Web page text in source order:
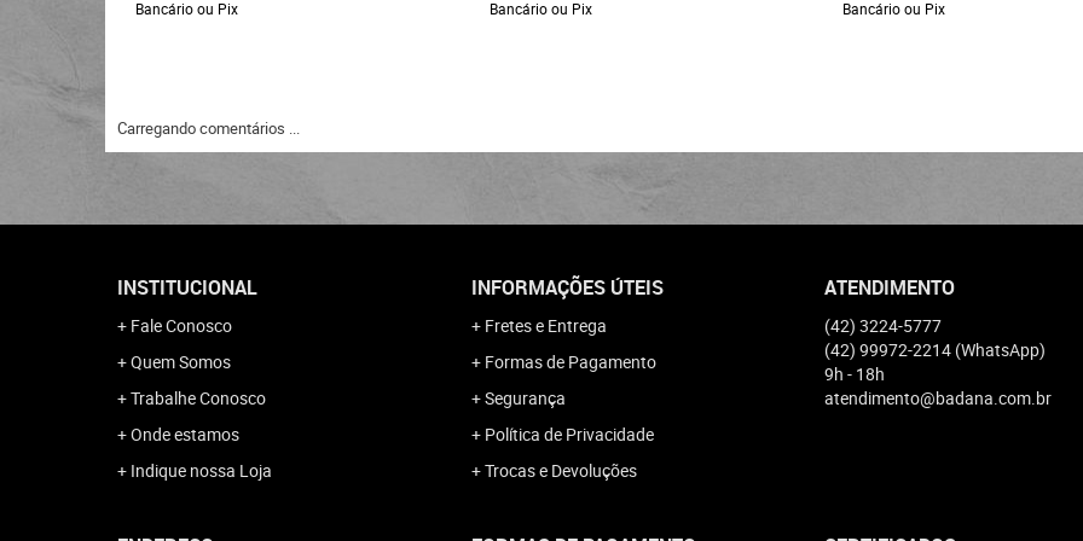
Bancário ou Pix
Bancário ou Pix
Bancário ou Pix
Carregando comentários ...
INSTITUCIONAL
Fale Conosco
Quem Somos
Trabalhe Conosco
Onde estamos
Indique nossa Loja
INFORMAÇÕES ÚTEIS
Fretes e Entrega
Formas de Pagamento
Segurança
Política de Privacidade
Trocas e Devoluções
ATENDIMENTO
(42) 3224-5777
(42) 99972-2214 (WhatsApp)
9h - 18h
atendimento@badana.com.br